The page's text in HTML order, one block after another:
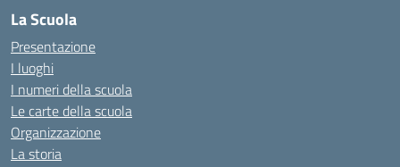
La Scuola
Presentazione
I luoghi
I numeri della scuola
Le carte della scuola
Organizzazione
La storia